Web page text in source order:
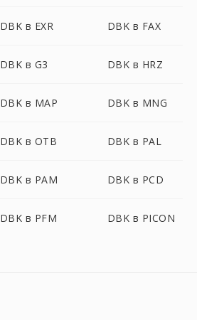
DBK в EXR DBK в FAX
DBK в G3 DBK в HRZ
DBK в MAP DBK в MNG
DBK в OTB DBK в PAL
DBK в PAM DBK в PCD
DBK в PFM DBK в PICON